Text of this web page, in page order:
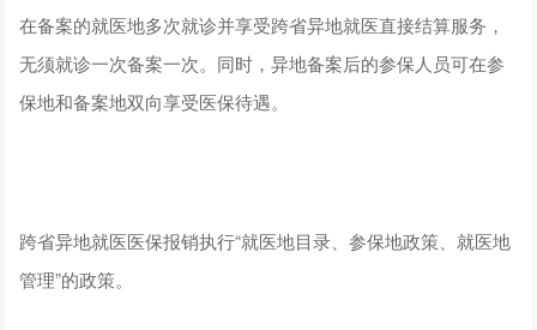
在备案的就医地多次就诊并享受跨省异地就医直接结算服务，
无须就诊一次备案一次。同时，异地备案后的参保人员可在参
保地和备案地双向享受医保待遇。
跨省异地就医医保报销执行“就医地目录、参保地政策、就医地
管理”的政策。